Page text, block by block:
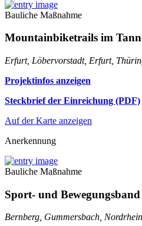
Bauliche Maßnahme
Mountainbiketrails im
Erfurt, Löbervorstadt, Erfurt,
Projektinfos anzeigen
Steckbrief der Einreichung (PDF)
Auf der Karte anzeigen
Anerkennung
Bauliche Maßnahme
Sport- und
Bernberg, Gummersbach,